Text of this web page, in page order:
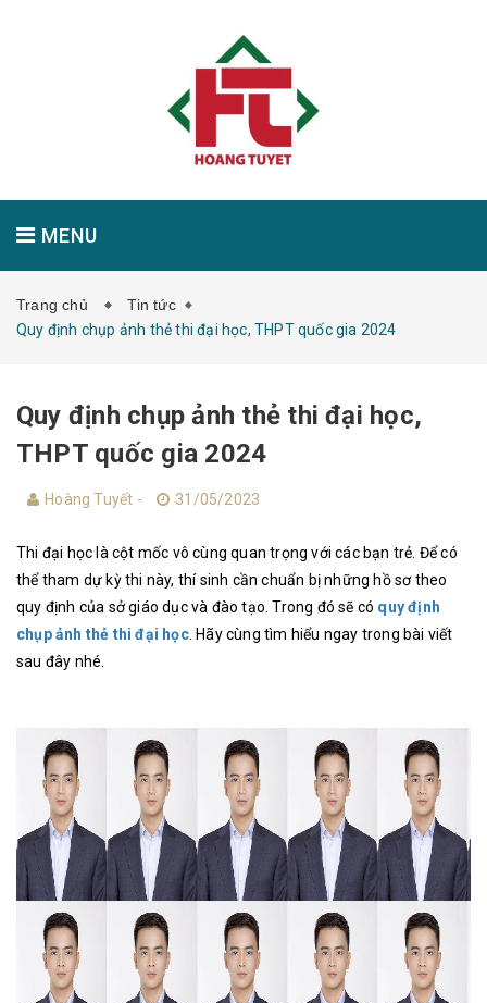
MENU
GIỚI THIỆU SẢN PHẨM TIN TỨC
LIÊN HỆ
Trang chủ
Tin tức
Quy định chụp ảnh thẻ thi đại học, THPT quốc gia 2024
Quy định chụp ảnh thẻ thi đại học,
THPT quốc gia 2024
Hoàng Tuyết - 31/05/2023
Thi đại học là cột mốc vô cùng quan trọng với các bạn trẻ. Để có
thể tham dự kỳ thi này, thí sinh cần chuẩn bị những hồ sơ theo
quy định của sở giáo dục và đào tạo. Trong đó sẽ có quy định
chụp ảnh thẻ thi đại học. Hãy cùng tìm hiểu ngay trong bài viết
sau đây nhé.